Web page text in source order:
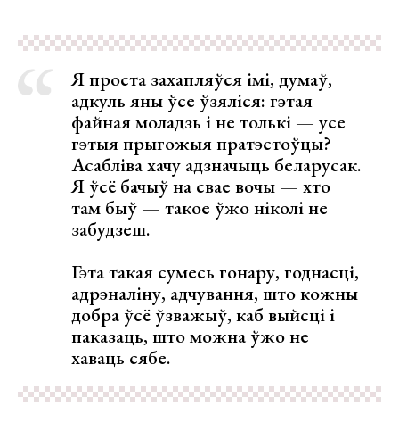
Я проста захапляўся імі, думаў,
адкуль яны ўсе ўзяліся: гэтая
файная моладзь і не толькі — усе
гэтыя прыгожыя пратэстоўцы?
Асабліва хачу адзначыць беларусак.
Я ўсё бачыў на свае вочы — хто
там быў — такое ўжо ніколі не
забудзеш.
Гэта такая сумесь гонару, годнасці,
адрэналіну, адчування, што кожны
добра ўсё ўзважыў, каб выйсці і
паказаць, што можна ўжо не
хаваць сябе.